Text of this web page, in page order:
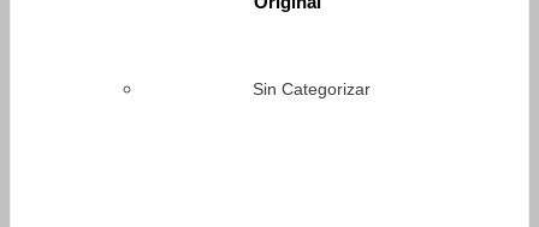
Sin Categorizar